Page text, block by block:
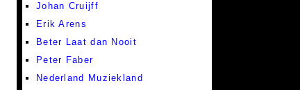
Johan Cruijff
Erik Arens
Beter Laat dan Nooit
Peter Faber
Nederland Muziekland